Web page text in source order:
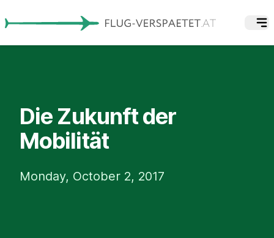
Die Zukunft der
Mobilität
Monday, October 2, 2017